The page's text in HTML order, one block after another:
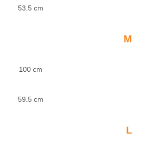
53.5 cm
M
100 cm
59.5 cm
L